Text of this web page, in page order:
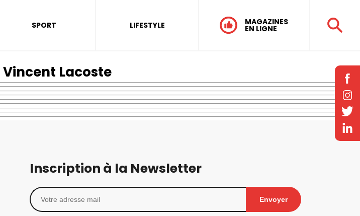
SPORT LIFESTYLE MAGAZINES
EN LIGNE
Vincent Lacoste
Inscription à la Newsletter
Envoyer